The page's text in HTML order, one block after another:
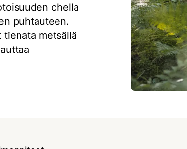
ohella
puhtauteen.
tienata metsällä